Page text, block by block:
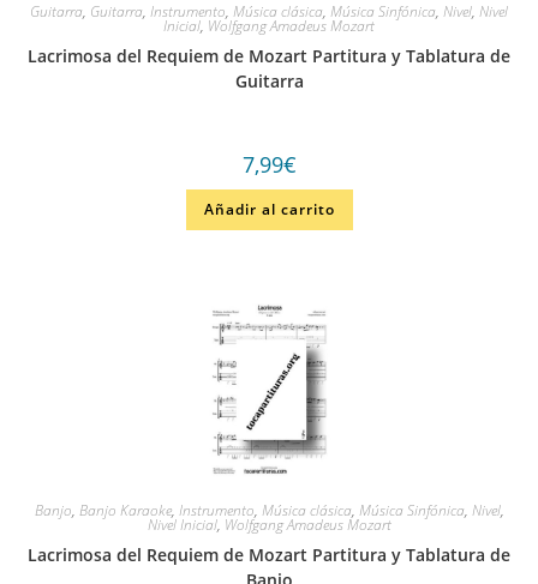
Guitarra, Guitarra, Instrumento, Música clásica, Música Sinfónica, Nivel, Nivel
Inicial, Wolfgang Amadeus Mozart
Lacrimosa del Requiem de Mozart Partitura y Tablatura de
Guitarra
7,99€
Añadir al carrito
Banjo, Banjo Karaoke, Instrumento, Música clásica, Música Sinfónica, Nivel,
Nivel Inicial, Wolfgang Amadeus Mozart
Lacrimosa del Requiem de Mozart Partitura y Tablatura de
Banjo